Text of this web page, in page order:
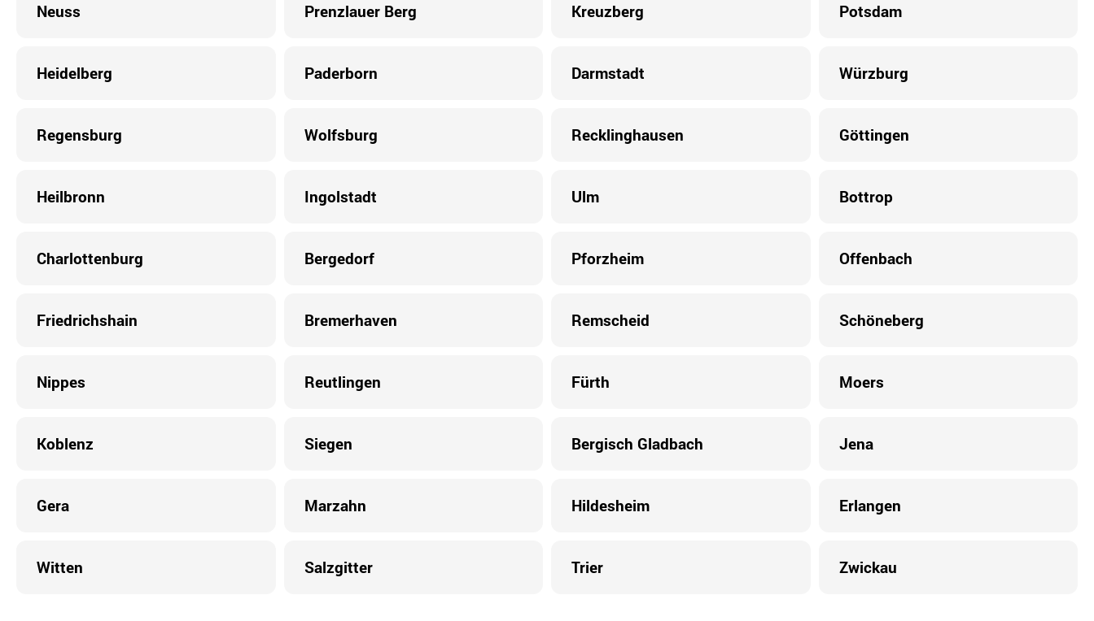
Neuss Prenzlauer Berg Kreuzberg Potsdam
Heidelberg Paderborn Darmstadt Würzburg
Regensburg Wolfsburg Recklinghausen Göttingen
Heilbronn Ingolstadt Ulm Bottrop
Charlottenburg Bergedorf Pforzheim Offenbach
Friedrichshain Bremerhaven Remscheid Schöneberg
Nippes Reutlingen Fürth Moers
Koblenz Siegen Bergisch Gladbach Jena
Gera Marzahn Hildesheim Erlangen
Witten Salzgitter Trier Zwickau